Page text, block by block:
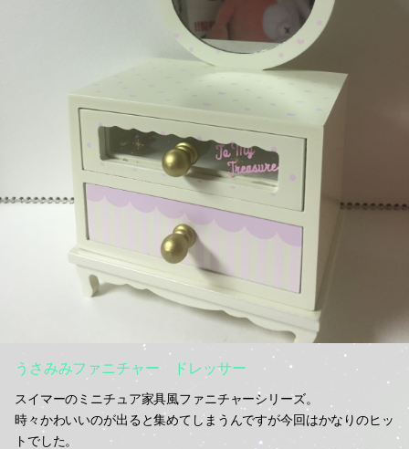
うさみみファニチャー ドレッサー
スイマーのミニチュア家具風ファニチャーシリーズ。
時々かわいいのが出ると集めてしまうんですが今回はかなりのヒッ
トでした。